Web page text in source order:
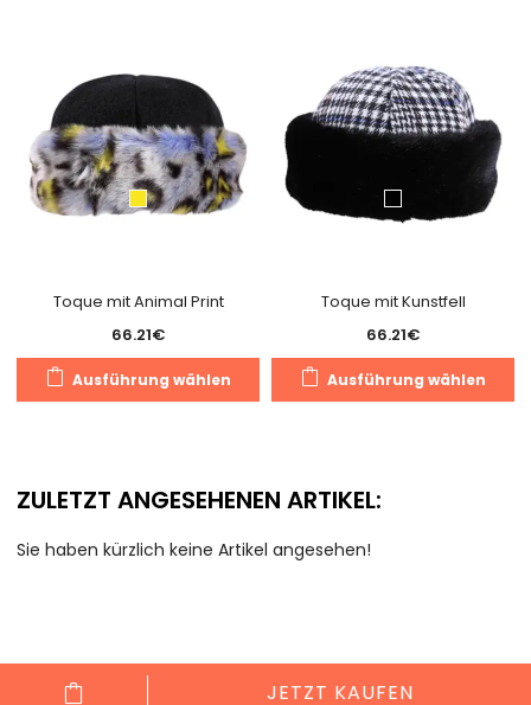
JETZT KAUFEN
Toque mit Animal Print
66.21€
Ausführung wählen
Dieses
Produkt
auf.
Optionen
Produktseite
gewählt
Toque mit Kunstfell
66.21€
Ausführung wählen
ZULETZT ANGESEHENEN ARTIKEL:
Sie haben kürzlich keine Artikel angesehen!